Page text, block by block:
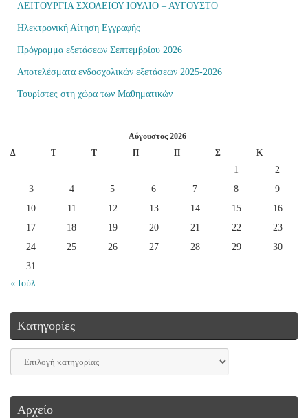
ΛΕΙΤΟΥΡΓΙΑ ΣΧΟΛΕΙΟΥ ΙΟΥΛΙΟ – ΑΥΓΟΥΣΤΟ
Ηλεκτρονική Αίτηση Εγγραφής
Πρόγραμμα εξετάσεων Σεπτεμβρίου 2026
Αποτελέσματα ενδοσχολικών εξετάσεων 2025-2026
Τουρίστες στη χώρα των Μαθηματικών
Αύγουστος 2026
Δ
Τ Τ Π Π Σ Κ
« Ιούλ
1
2
3
4 5 6 7 8
9
10
11 12 13 14 15
16
17
18 19 20 21 22
23
24
25 26 27 28 29
30
31
Kατηγορίες
Αρχείο